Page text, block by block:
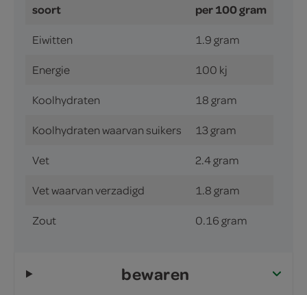
soort per 100 gram
Eiwitten 1.9 gram
Energie 100 kj
Koolhydraten 18 gram
Koolhydraten waarvan suikers 13 gram
Vet 2.4 gram
Vet waarvan verzadigd 1.8 gram
Zout 0.16 gram
bewaren